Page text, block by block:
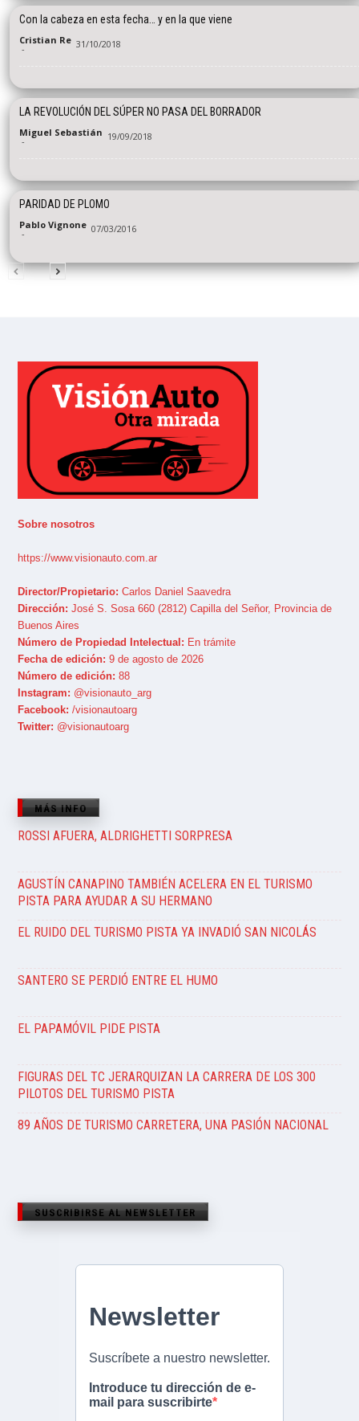
Con la cabeza en esta fecha… y en la que viene
Cristian Re
- 31/10/2018
LA REVOLUCIÓN DEL SÚPER NO PASA DEL BORRADOR
Miguel Sebastián
- 19/09/2018
PARIDAD DE PLOMO
Pablo Vignone
- 07/03/2016
Sobre nosotros
https://www.visionauto.com.ar
Director/Propietario: Carlos Daniel Saavedra
Dirección: José S. Sosa 660 (2812) Capilla del Señor, Provincia de
Buenos Aires
Número de Propiedad Intelectual: En trámite
Fecha de edición: 9 de agosto de 2026
Número de edición: 88
Instagram: @visionauto_arg
Facebook: /visionautoarg
Twitter: @visionautoarg
MÁS INFO
ROSSI AFUERA, ALDRIGHETTI SORPRESA
AGUSTÍN CANAPINO TAMBIÉN ACELERA EN EL TURISMO
PISTA PARA AYUDAR A SU HERMANO
EL RUIDO DEL TURISMO PISTA YA INVADIÓ SAN NICOLÁS
SANTERO SE PERDIÓ ENTRE EL HUMO
EL PAPAMÓVIL PIDE PISTA
FIGURAS DEL TC JERARQUIZAN LA CARRERA DE LOS 300
PILOTOS DEL TURISMO PISTA
89 AÑOS DE TURISMO CARRETERA, UNA PASIÓN NACIONAL
SUSCRIBIRSE AL NEWSLETTER